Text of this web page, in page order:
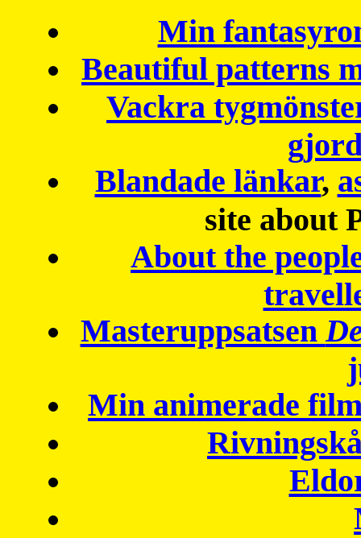
Min
Beautiful patterns
Vackra
Blandade länkar,
site about
About the
Masteruppsatsen
Min animerade